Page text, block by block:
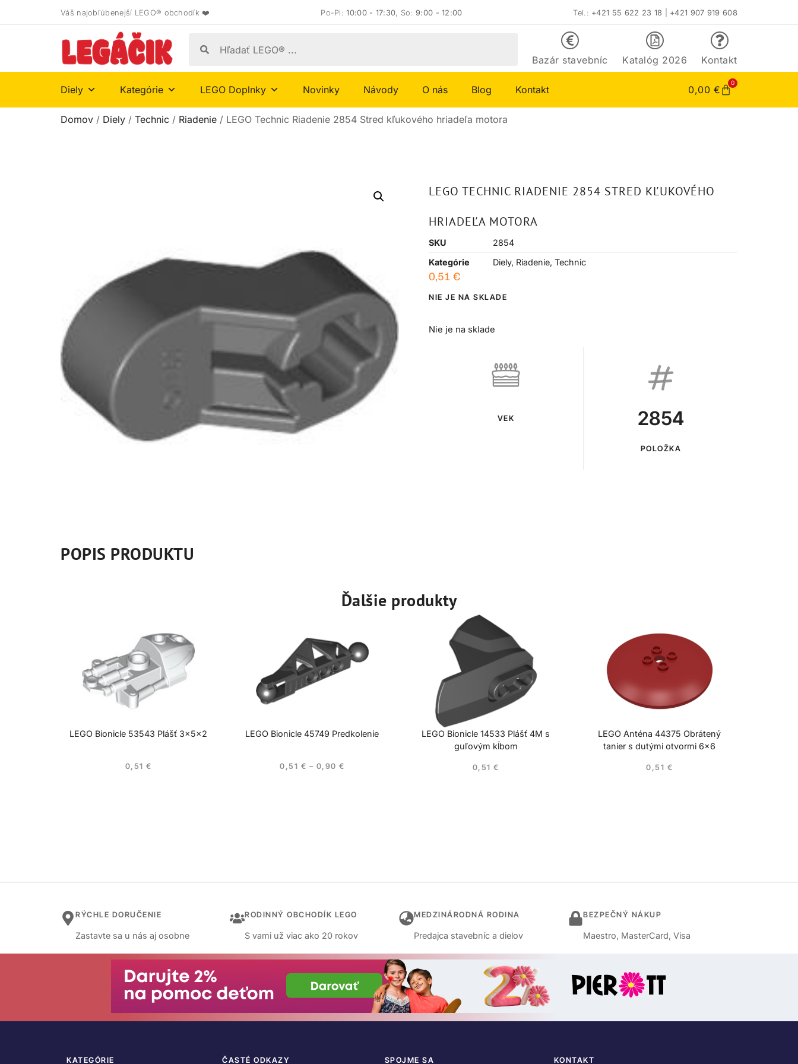
Váš najobľúbenejší LEGO® obchodík ❤️ Po-Pi:10:00 - 17:30, So:9:00 - 12:00 Tel.: +421 55 622 23 18 +421 907 919 608
Bazár stavebníc Katalóg 2026 Kontakt
Diely Kategórie LEGO Doplnky Novinky Návody O nás Blog Kontakt 0,00 €
0
Domov / Diely / Technic / Riadenie / LEGO Technic Riadenie 2854 Stred kľukového hriadeľa motora
LEGO TECHNIC RIADENIE 2854 STRED KĽUKOVÉHO
HRIADEĽA MOTORA
SKU
2854
Kategórie
Diely, Riadenie, Technic
0,51 €
NIE JE NA SKLADE
Nie je na sklade
VEK 2854
POLOŽKA
POPIS PRODUKTU
Ďalšie produkty
LEGO Bionicle 53543 Plášť 3x5x2
0,51€
LEGO Bionicle 45749 Predkolenie
0,51 € – 0,90 €
LEGO Bionicle 14533 Plášť 4M s
guľovým kĺbom
0,51€
LEGO Anténa 44375 Obrátený
tanier s dutými otvormi 6×6
0,51 €
RÝCHLE DORUČENIE
Zastavte sa u nás aj osobne
RODINNÝ OBCHODÍK LEGO
S vami už viac ako 20 rokov
MEDZINÁRODNÁ RODINA
Predajca stavebníc a dielov
BEZPEČNÝ NÁKUP
Maestro, MasterCard, Visa
KATEGÓRIE ČASTÉ ODKAZY SPOJME SA KONTAKT